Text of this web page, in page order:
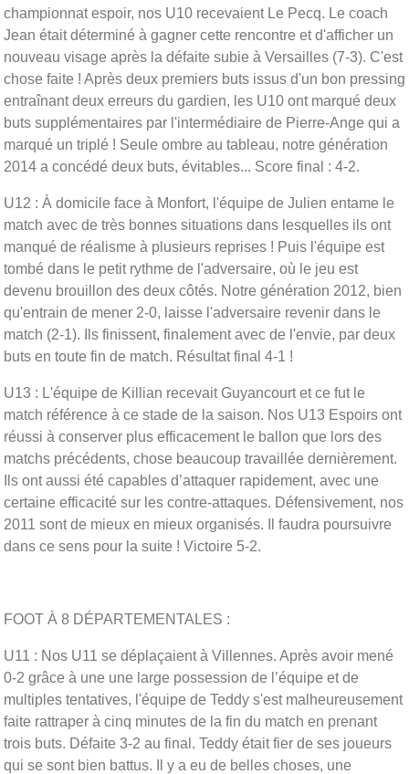
championnat espoir, nos U10 recevaient Le Pecq. Le coach
Jean était déterminé à gagner cette rencontre et d'afficher un
nouveau visage après la défaite subie à Versailles (7-3). C'est
chose faite ! Après deux premiers buts issus d'un bon pressing
entraînant deux erreurs du gardien, les U10 ont marqué deux
buts supplémentaires par l'intermédiaire de Pierre-Ange qui a
marqué un triplé ! Seule ombre au tableau, notre génération
2014 a concédé deux buts, évitables... Score final : 4-2.
U12 : À domicile face à Monfort, l'équipe de Julien entame le
match avec de très bonnes situations dans lesquelles ils ont
manqué de réalisme à plusieurs reprises ! Puis l'équipe est
tombé dans le petit rythme de l'adversaire, où le jeu est
devenu brouillon des deux côtés. Notre génération 2012, bien
qu'entrain de mener 2-0, laisse l'adversaire revenir dans le
match (2-1). Ils finissent, finalement avec de l'envie, par deux
buts en toute fin de match. Résultat final 4-1 !
U13 : L'équipe de Killian recevait Guyancourt et ce fut le
match référence à ce stade de la saison. Nos U13 Espoirs ont
réussi à conserver plus efficacement le ballon que lors des
matchs précédents, chose beaucoup travaillée dernièrement.
Ils ont aussi été capables d’attaquer rapidement, avec une
certaine efficacité sur les contre-attaques. Défensivement, nos
2011 sont de mieux en mieux organisés. Il faudra poursuivre
dans ce sens pour la suite ! Victoire 5-2.
FOOT À 8 DÉPARTEMENTALES :
U11 : Nos U11 se déplaçaient à Villennes. Après avoir mené
0-2 grâce à une une large possession de l’équipe et de
multiples tentatives, l'équipe de Teddy s'est malheureusement
faite rattraper à cinq minutes de la fin du match en prenant
trois buts. Défaite 3-2 au final. Teddy était fier de ses joueurs
qui se sont bien battus. Il y a eu de belles choses, une